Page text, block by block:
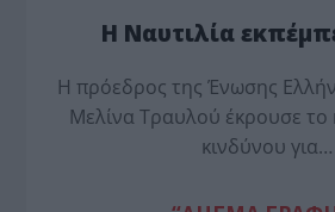
Η Ναυτιλία
Η πρόεδρος της Ένωσης
Μελίνα Τραυλού έ­κρουσε το
κινδύνου για…